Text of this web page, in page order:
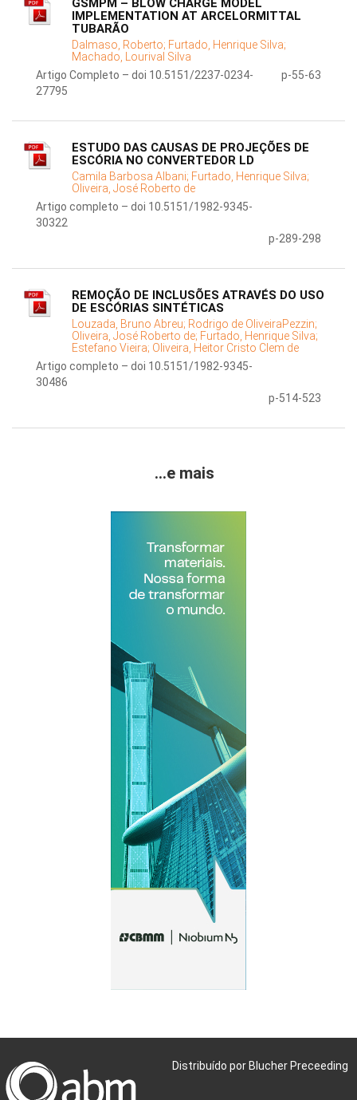
GSMPM – BLOW CHARGE MODEL
IMPLEMENTATION AT ARCELORMITTAL
TUBARÃO
Dalmaso, Roberto; Furtado, Henrique Silva;
Machado, Lourival Silva
Artigo Completo – doi 10.5151/2237-0234-
27795
p-55-63
ESTUDO DAS CAUSAS DE PROJEÇÕES DE
ESCÓRIA NO CONVERTEDOR LD
Camila Barbosa Albani; Furtado, Henrique Silva;
Oliveira, José Roberto de
Artigo completo – doi 10.5151/1982-9345-
30322
p-289-298
REMOÇÃO DE INCLUSÕES ATRAVÉS DO USO
DE ESCÓRIAS SINTÉTICAS
Louzada, Bruno Abreu; Rodrigo de OliveiraPezzin;
Oliveira, José Roberto de; Furtado, Henrique Silva;
Estefano Vieira; Oliveira, Heitor Cristo Clem de
Artigo completo – doi 10.5151/1982-9345-
30486
p-514-523
...e mais
Distribuído por Blucher Preceeding